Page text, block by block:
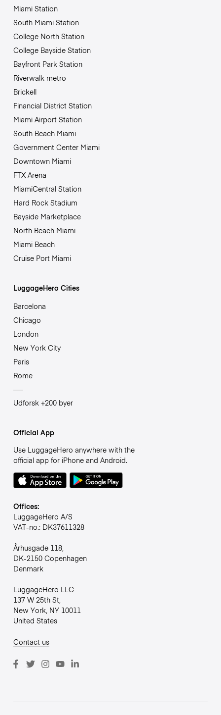
Miami Station
South Miami Station
College North Station
College Bayside Station
Bayfront Park Station
Riverwalk metro
Brickell
Financial District Station
Miami Airport Station
South Beach Miami
Government Center Miami
Downtown Miami
FTX Arena
MiamiCentral Station
Hard Rock Stadium
Bayside Marketplace
North Beach Miami
Miami Beach
Cruise Port Miami
LuggageHero Cities
Barcelona
Chicago
London
New York City
Paris
Rome
Udforsk +200 byer
Official App
Use LuggageHero anywhere with the
official app for iPhone and Android.
Offices:
LuggageHero A/S
VAT-no.: DK37611328
Århusgade 118,
DK-2150 Copenhagen
Denmark
LuggageHero LLC
137 W 25th St,
New York, NY 10011
United States
Contact us